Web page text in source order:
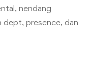
nendang
dept, presence, dan